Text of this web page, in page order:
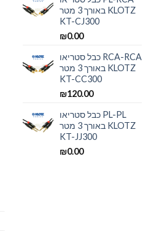
באורך 3 מטר KLOTZ
KT-CJ300
₪0.00
כבל סטריאו RCA-RCA
באורך 3 מטר KLOTZ
KT-CC300
₪120.00
כבל סטריאו PL-PL
באורך 3 מטר KLOTZ
KT-JJ300
₪0.00